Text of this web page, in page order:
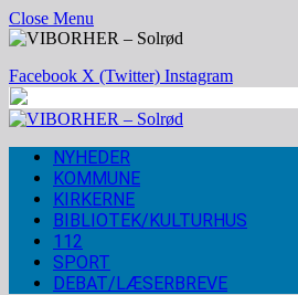
Close Menu
Facebook X (Twitter) Instagram
NYHEDER
KOMMUNE
KIRKERNE
BIBLIOTEK/KULTURHUS
112
SPORT
DEBAT/LÆSERBREVE